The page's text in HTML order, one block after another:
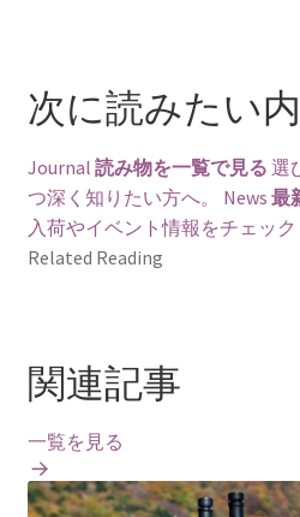
次に読みたい
Journal 読み物を一覧で見る 選
つ深く知りたい方へ。
News 最
入荷やイベント情報をチェック
Related Reading
関連記事
一覧を見る